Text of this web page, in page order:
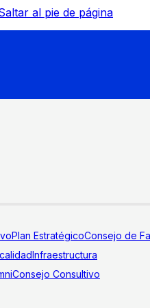
al pie de página
Plan EstratégicoConsejo de
Infraestructura
Consejo Consultivo